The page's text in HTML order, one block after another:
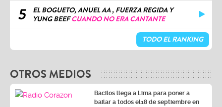
5
EL BOGUETO, ANUEL AA , FUERZA REGIDA Y
YUNG BEEFCUANDO NO ERA CANTANTE
TODO EL RANKING
OTROS MEDIOS
Bacilos llega a Lima para poner a
bailar a todos el18 de septiembre en